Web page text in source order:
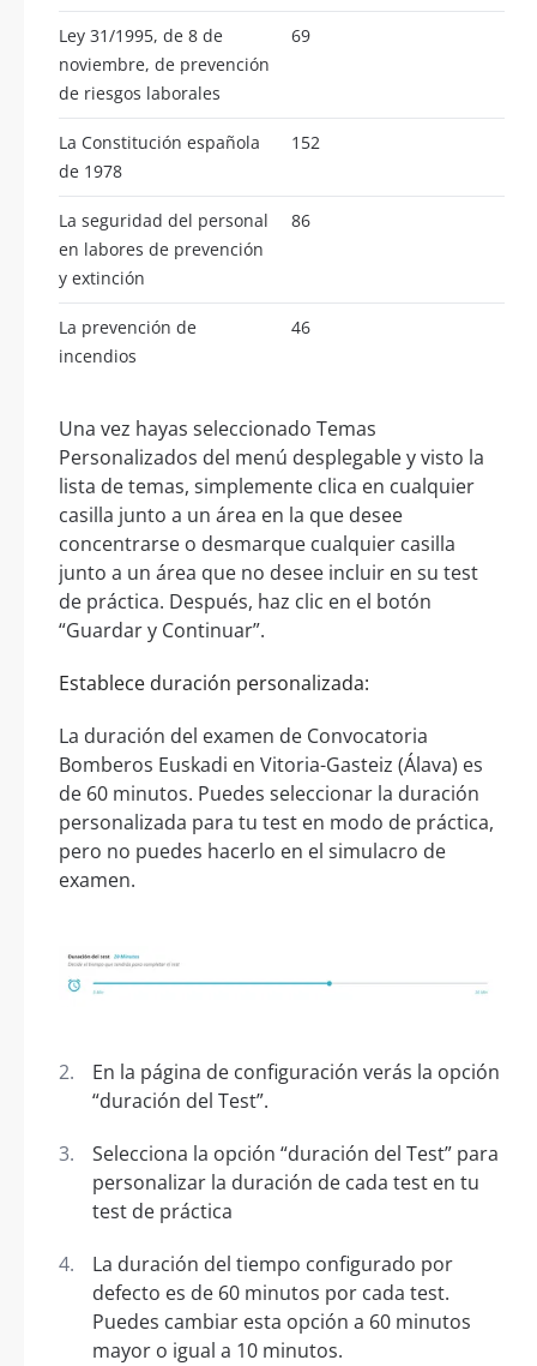
Ley 31/1995, de 8 de
noviembre, de prevención
de riesgos laborales
69
La Constitución española
de 1978
152
La seguridad del personal
en labores de prevención
y extinción
86
La prevención de
incendios
46
Una vez hayas seleccionado Temas
Personalizados del menú desplegable y visto la
lista de temas, simplemente clica en cualquier
casilla junto a un área en la que desee
concentrarse o desmarque cualquier casilla
junto a un área que no desee incluir en su test
de práctica. Después, haz clic en el botón
“Guardar y Continuar”.
Establece duración personalizada:
La duración del examen de Convocatoria
Bomberos Euskadi en Vitoria-Gasteiz (Álava) es
de 60 minutos. Puedes seleccionar la duración
personalizada para tu test en modo de práctica,
pero no puedes hacerlo en el simulacro de
examen.
En la página de configuración verás la opción
“duración del Test”.
Selecciona la opción “duración del Test” para
personalizar la duración de cada test en tu
test de práctica
La duración del tiempo configurado por
defecto es de 60 minutos por cada test.
Puedes cambiar esta opción a 60 minutos
mayor o igual a 10 minutos.